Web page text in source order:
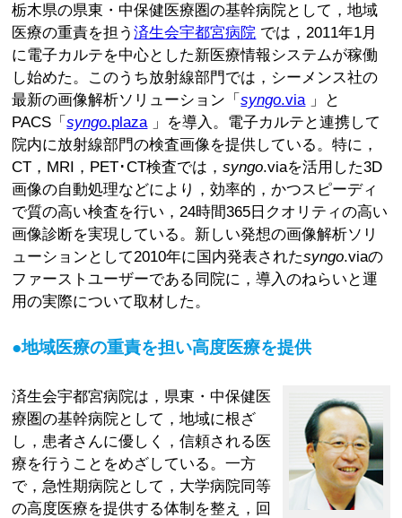
栃木県の県東・中保健医療圏の基幹病院として，地域
医療の重責を担う済生会宇都宮病院 では，2011年1月
に電子カルテを中心とした新医療情報システムが稼働
し始めた。このうち放射線部門では，シーメンス社の
最新の画像解析ソリューション「syngo.via」と
PACS「syngo.plaza」を導入。電子カルテと連携して
院内に放射線部門の検査画像を提供している。特に，
CT，MRI，PET･CT検査では，syngo.viaを活用した3D
画像の自動処理などにより，効率的，かつスピーディ
で質の高い検査を行い，24時間365日クオリティの高い
画像診断を実現している。新しい発想の画像解析ソリ
ューションとして2010年に国内発表されたsyngo.viaの
ファーストユーザーである同院に，導入のねらいと運
用の実際について取材した。
●地域医療の重責を担い高度医療を提供
済生会宇都宮病院は，県東・中保健医
療圏の基幹病院として，地域に根ざ
し，患者さんに優しく，信頼される医
療を行うことをめざしている。一方
で，急性期病院として，大学病院同等
の高度医療を提供する体制を整え，回